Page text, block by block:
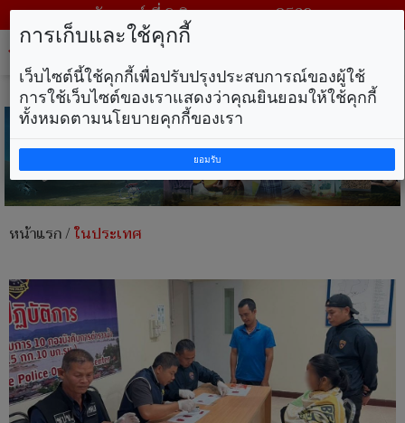
วันเสาร์ ที่ 8 สิงหาคม พ.ศ. 2569
หน้าแรก/ในประเทศ
การเก็บและใช้คุกกี้
เว็บไซต์นี้ใช้คุกกี้เพื่อปรับปรุงประสบการณ์ของผู้ใช้
การใช้เว็บไซต์ของเราแสดงว่าคุณยินยอมให้ใช้คุกกี้
ทั้งหมดตามนโยบายคุกกี้ของเรา
ยอมรับ